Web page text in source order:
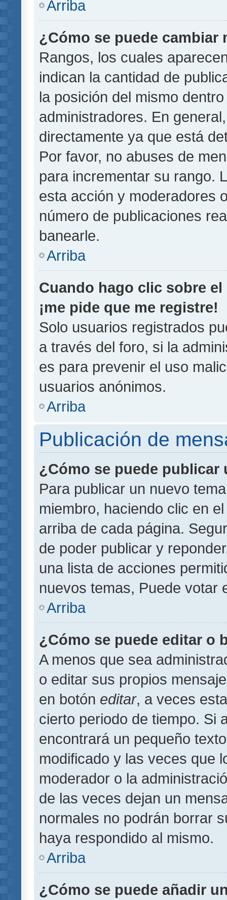
Arriba
¿Cómo se puede cambiar
Rangos, los cuales
indican la cantidad de
la posición del mismo
administradores. En
directamente ya que está
Por favor, no abuses de
para incrementar su rango.
esta acción y moderadores
número de publicaciones
banearle.
Arriba
Cuando hago clic sobre
¡me pide que me registre!
Solo usuarios registrados
a través del foro, si la
es para prevenir el uso
usuarios anónimos.
Arriba
Publicación de
¿Cómo se puede publicar
Para publicar un nuevo
miembro, haciendo clic en
arriba de cada página.
de poder publicar y
una lista de acciones
nuevos temas, Puede votar
Arriba
¿Cómo se puede editar o
A menos que sea
o editar sus propios
en botón editar, a veces
cierto periodo de tiempo. Si
encontrará un pequeño
modificado y las veces que
moderador o la
de las veces dejan un
normales no podrán borrar
haya respondido al mismo.
Arriba
¿Cómo se puede añadir